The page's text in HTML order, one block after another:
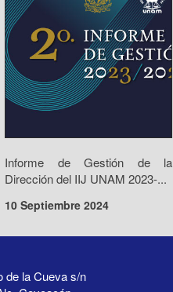
Informe de Gestión de la
Dirección del IIJ UNAM 2023-...
10 Septiembre 2024
de la Cueva s/n